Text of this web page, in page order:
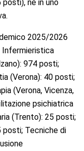
né in uno
2025/2026
Infermieristica
974 posti;
(Verona): 40 posti;
(Verona, Vicenza,
psichiatrica
(Trento): 25 posti;
posti; Tecniche di